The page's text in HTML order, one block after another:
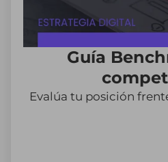
Guía
Evalúa tu posición